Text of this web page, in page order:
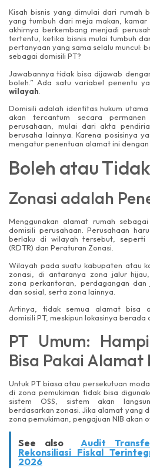
Kisah bisnis yang dimulai dari rumah
yang tumbuh dari meja makan,
akhirnya berkembang menjadi
tertentu, ketika bisnis mulai tumbuh
pertanyaan yang sama selalu muncul:
sebagai domisili PT?
Jawabannya tidak bisa dijawab
boleh.” Ada satu variabel penentu
wilayah
Domisili adalah identitas hukum
akan tercantum secara
perusahaan, mulai dari akta
berusaha lainnya. Karena posisinya
mengatur penentuan alamat ini dengan
Boleh atau
Zonasi adalah
Menggunakan alamat rumah
domisili perusahaan. Perusahaan
berlaku di wilayah tersebut, seperti
(RDTR) dan Peraturan Zonasi.
Wilayah pada suatu kabupaten atau
zonasi, di antaranya zona jalur
zona perkantoran, perdagangan
dan sosial, serta zona lainnya.
Artinya, tidak semua alamat bisa
domisili PT, meskipun lokasinya berada
PT Umum:
Bisa Pakai Alamat
Untuk PT biasa atau persekutuan
di zona pemukiman tidak bisa
sistem OSS, sistem akan
berdasarkan zonasi. Jika alamat yang
zona pemukiman, pengajuan NIB akan
See also
Audit
Rekonsiliasi Fiskal
2026